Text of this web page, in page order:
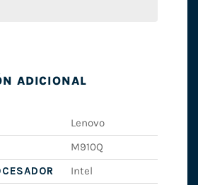
ADICIONAL
Lenovo
M910Q
Intel